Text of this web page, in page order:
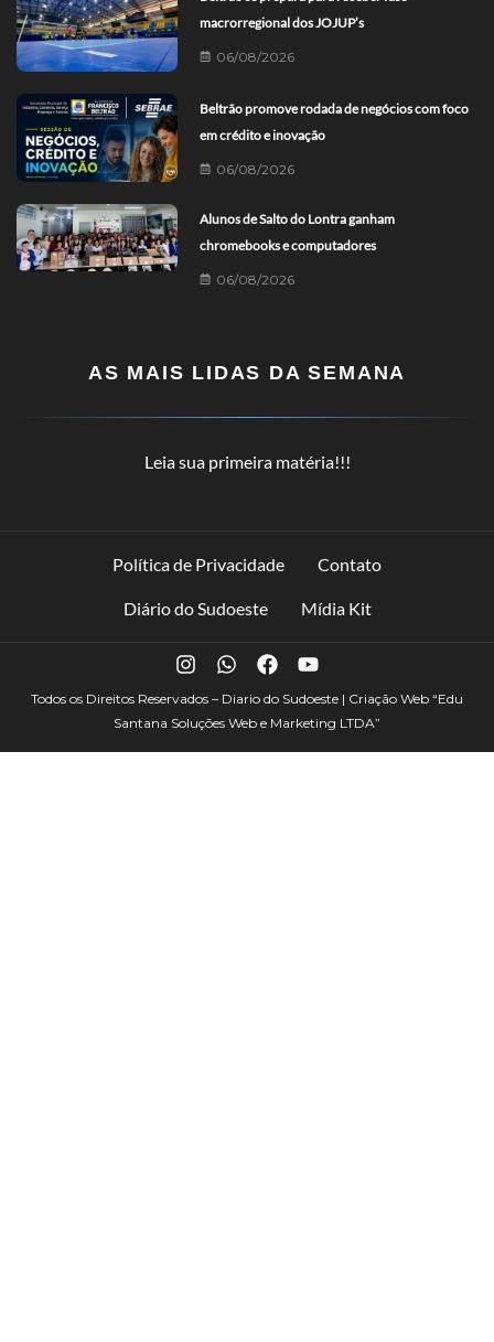
macrorregional dos JOJUP’s
06/08/2026
Beltrão promove rodada de negócios com foco
em crédito e inovação
06/08/2026
Alunos de Salto do Lontra ganham
chromebooks e computadores
06/08/2026
AS MAIS LIDAS DA SEMANA
Leia sua primeira matéria!!!
Política de Privacidade Contato
Diário do Sudoeste Mídia Kit
Todos os Direitos Reservados – Diario do Sudoeste | Criação Web “Edu
Santana Soluções Web e Marketing LTDA”